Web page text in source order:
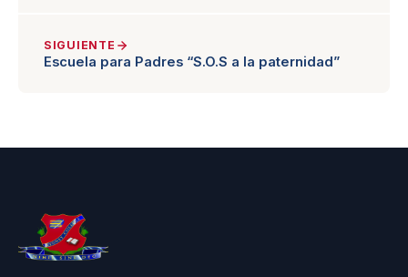
SIGUIENTE
Escuela para Padres “S.O.S a la paternidad”